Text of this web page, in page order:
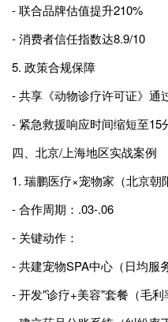
- 联合品牌估值提升210%
- 消费者信任指数达8.9/10
5. 政策合规保障
- 共享《动物诊疗许可证》通
- 紧急救援响应时间缩短至15
四、北京/上海地区实战案例
1. 瑞鹏医疗×宠物家（北京朝
- 合作周期：.03-.06
- 关键动作：
- 共建宠物SPA中心（日均服
- 开发"诊疗+美容"套餐（毛利